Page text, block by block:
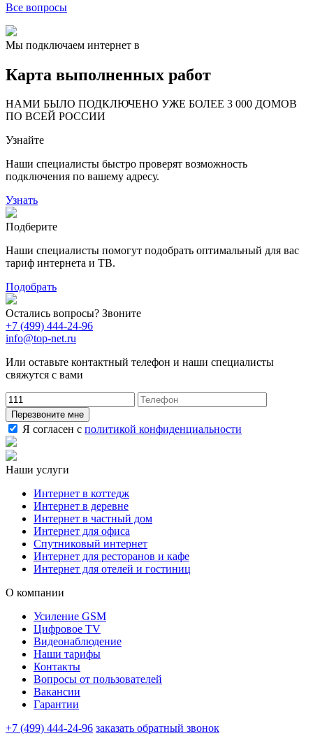
Все вопросы
Мы подключаем интернет в
Карта выполненных работ
НАМИ БЫЛО ПОДКЛЮЧЕНО УЖЕ БОЛЕЕ 3 000 ДОМОВ
ПО ВСЕЙ РОССИИ
57
163
29
99
78
48
Узнайте
Наши специалисты быстро проверят возможность
подключения по вашему адресу.
Узнать
Подберите
Наши специалисты помогут подобрать оптимальный для вас
тариф интернета и ТВ.
Подобрать
Остались вопросы? Звоните
+7 (499) 444-24-96
info@top-net.ru
Или оставьте контактный телефон и наши специалисты
свяжутся с вами
Перезвоните мне
Я согласен с политикой конфиденциальности
Наши услуги
Интернет в коттедж
Интернет в деревне
Интернет в частный дом
Интернет для офиса
Спутниковый интернет
Интернет для ресторанов и кафе
Интернет для отелей и гостиниц
О компании
Усиление GSM
Цифровое TV
Видеонаблюдение
Наши тарифы
Контакты
Вопросы от пользователей
Вакансии
Гарантии
+7 (499) 444-24-96 заказать обратный звонок